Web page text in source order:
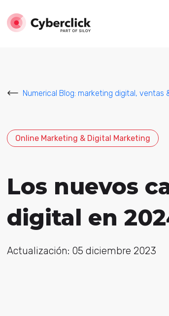
Numerical Blog: marketing digital, ventas
Online Marketing & Digital Marketing
Los nuevos
digital en
Actualización: 05 diciembre 2023